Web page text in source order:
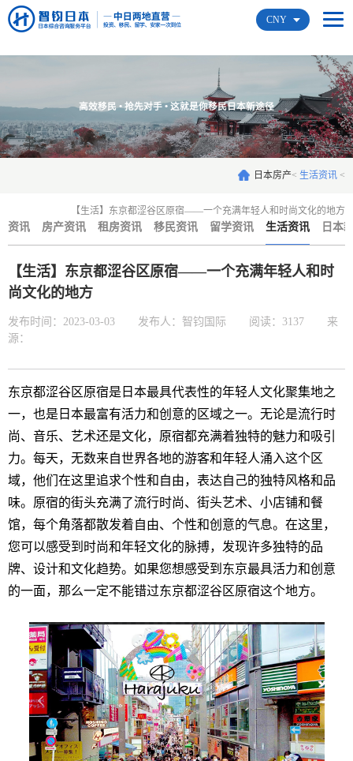
CNY
高效移民 • 抢先对手 • 这就是你移民日本新途径
日本房产< 生活资讯 <
【生活】东京都涩谷区原宿——一个充满年轻人和时尚文化的地方
资讯 房产资讯 租房资讯 移民资讯 留学资讯 生活资讯 日本
【生活】东京都涩谷区原宿——一个充满年轻人和时
尚文化的地方
发布时间：2023-03-03 发布人：智钧国际 阅读：3137
来
源：
东京都涩谷区原宿是日本最具代表性的年轻人文化聚集地之
一，也是日本最富有活力和创意的区域之一。无论是流行时
尚、音乐、艺术还是文化，原宿都充满着独特的魅力和吸引
力。每天，无数来自世界各地的游客和年轻人涌入这个区
域，他们在这里追求个性和自由，表达自己的独特风格和品
味。原宿的街头充满了流行时尚、街头艺术、小店铺和餐
馆，每个角落都散发着自由、个性和创意的气息。在这里，
您可以感受到时尚和年轻文化的脉搏，发现许多独特的品
牌、设计和文化趋势。如果您想感受到东京最具活力和创意
的一面，那么一定不能错过东京都涩谷区原宿这个地方。